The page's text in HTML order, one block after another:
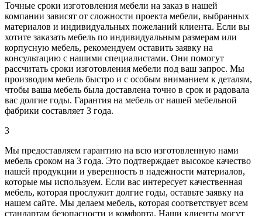
Точные сроки изготовления мебели на заказ в нашей
компании зависят от сложности проекта мебели, выбранных
материалов и индивидуальных пожеланий клиента. Если вы
хотите заказать мебель по индивидуальным размерам или
корпусную мебель, рекомендуем оставить заявку на
консультацию с нашими специалистами. Они помогут
рассчитать сроки изготовления мебели под ваш запрос. Мы
производим мебель быстро и с особым вниманием к деталям,
чтобы ваша мебель была доставлена точно в срок и радовала
вас долгие годы. Гарантия на мебель от нашей мебельной
фабрики составляет 3 года.
3
Мы предоставляем гарантию на всю изготовленную нами
мебель сроком на 3 года. Это подтверждает высокое качество
нашей продукции и уверенность в надежности материалов,
которые мы используем. Если вас интересует качественная
мебель, которая прослужит долгие годы, оставьте заявку на
нашем сайте. Мы делаем мебель, которая соответствует всем
стандартам безопасности и комфорта. Наши клиенты могут